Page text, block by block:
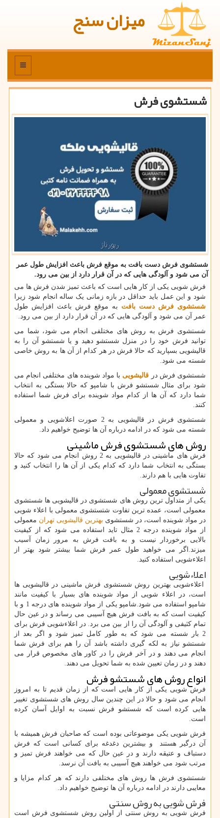
میزان سنج
منو
شستشوی فرش
شستشوی فرش دست بافت به موقع فرش باعث افزایش طول عمر
آن می شود و آلودگی هایی كه در آن قرار دارد از بین می رود.
فرش شویی یکی از کار هایی است که باعث تمیز شدن فرش ها می
شود و این عمل باید حداقل در بازه زمانی یک ساله انجام شود زیرا
شستشوی فرش دست بافت به موقع فرش باعث افزایش طول
عمر آن می شود و آلودگی هایی که در آن قرار دارد از بین می رود.
شستشوی فرش به روش های مختلفی انجام می شود، شما می
توانید فرش خود را در منزل شستشو دهید و یا شستشو آن را به
قالیشویی بسپارید که حالا فرش در هر کدام از آن ها به روش خاصی
شسته می شود.
شستشوی فرش در قالیشویی با مواد شوینده های مختلفی انجام می
شود برای مثال شستشو فرش با شامپو که حالا بستگی به انتخاب
شما دارد که آن ها از کدام مواد شوینده برای فرش شما استفاده
کنند.
شستشوی فرش در قالیشویی به 2 صورت اعلاشویی و معمولی
شسته می شود که در ادامه درباره آن ها توضیح خواهیم داد.
روش های شستشوی فرش ماشینی
فرش های ماشینی در قالیشویی به 2 روش انجام می شود که حالا
بستگی به انتخاب شما دارد که کدام یکی از آن ها را انتخاب کنید و
تفاوت هایی با هم دارند.
شستشوی معمولی
یکی از متداول ترین روش های شستشوی در قالیشویی ها شستشوی
معمولی است، عمده ترین تفاوت شتستشوی معمولی با اعلاء شویی
در مواد شوینده است، در شستشوی بهترین قالیشویی تهران معمولی
از مواد شوینده درجه 2 مثال تاید استفاده می شود که از کیفیت
بالایی برخوردار نیست و به بافت فرش به مرور زمان آسیب
میزند.اگر می خواهید طول عمر فرش شما بیشتر شود بهتر از
اعلاءشویی استفاده کنید.
اعلاءشویی
اعلاءشویی بهترین روش شستشوی فرش ماشینی در قالیشویی ها
است، در اعلاء شویی از مواد شوینده های بسیار با کیفیت مانند
شامپو استفاده می شود.شامپو یکی از مواد شوینده های درجه 1 و با
کیفیت است که به بافت فرش هیچ آسیبی می رساند و در عین حال
تمام کثیفی و آلودگی آن را از بین می برد. در اعلاءشویی فرش برای
2 بار شسته می شود که به طور کامل تمیز شود و اگر بعد از
شستشو نیاز به لکه گیری داشته باشد آن را هم برای فرش شما
انجام می دهند و در آخر فرش را در کاور های مخصوص قرار می
دهند و در زمان تعیین شده به شما تحویل می دهند.
انواع روش های شستشو فرش
فرش شویی یکی از کار هایی است که از زمان قدیم تا به امروز
انجام می شود و حالا در این چندین سال روش های شستشوی تغییر
هایی کرده است که شستشو فرش نسبت به اوایل آسان کرده
است.
فرش شویی یکی موضوعاتی بوده است که صاحبان فرش همیشه با
آن درگیر هستند و بیشترین دغدغه برای کسانی است که فرش
دستباف و عتیقه دارند و در عین حال که می خواهند فرش تمیز و
مرتب شود می خواهند هیچ آسیبی به بافت آن نرسد.
شستشوی فرش ها روش های مختلفی دارند که هر کدام مزایا و
معایبی دارند در ادامه درباره آن ها توضیح خواهیم داد.
فرش شویی به روش سنتی
فرش شویی به روش سنتی از اولین روش شستشوی فرش است